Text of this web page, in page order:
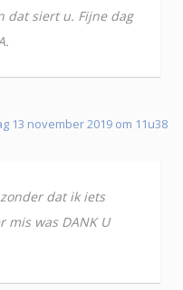
dat siert u. Fijne dag
13 november 2019 om 11u38
dat ik iets
mis was DANK U